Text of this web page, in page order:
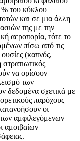
του κύκλου
και σε μια άλλη
της με την
αεροπορία, τότε το
πίσω από τις
(καπνός,
να ορίσουν
των
δεδομένα σχετικά με
παρόχους
οι
αμφιλεγόμενων
αμοιβαίων